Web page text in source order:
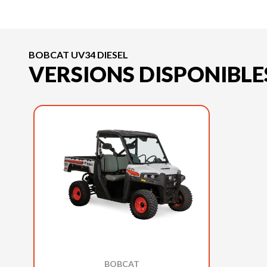
BOBCAT UV34 DIESEL
VERSIONS
BOBCAT